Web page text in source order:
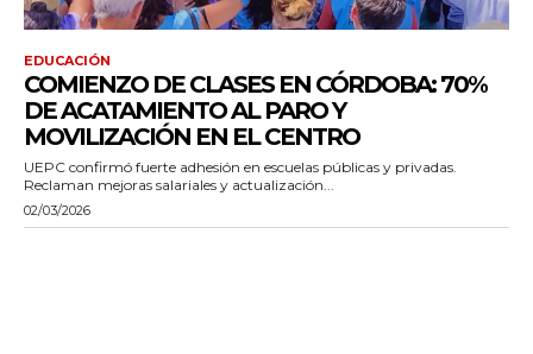
EDUCACIÓN
COMIENZO DE CLASES EN CÓRDOBA: 70%
DE ACATAMIENTO AL PARO Y
MOVILIZACIÓN EN EL CENTRO
UEPC confirmó fuerte adhesión en escuelas públicas y privadas.
Reclaman mejoras salariales y actualización...
02/03/2026